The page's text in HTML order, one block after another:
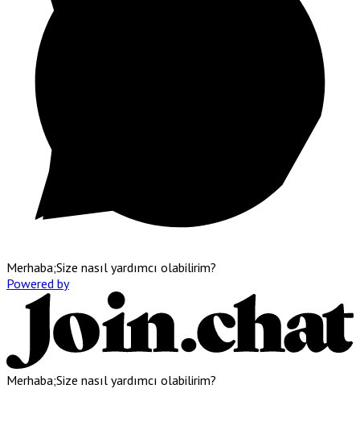
Merhaba;Size nasıl yardımcı olabilirim?
Powered by
Merhaba;Size nasıl yardımcı olabilirim?